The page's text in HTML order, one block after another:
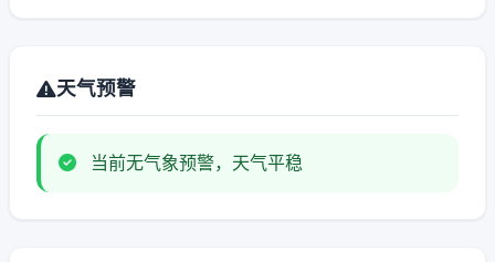
天气预警
当前无气象预警，天气平稳